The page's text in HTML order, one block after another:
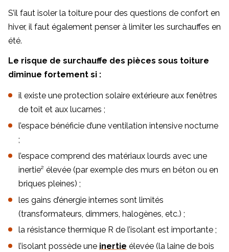
S’il faut isoler la toiture pour des questions de confort en
hiver, il faut également penser à limiter les surchauffes en
été.
Le risque de surchauffe des pièces sous toiture
diminue fortement si :
il existe une protection solaire extérieure aux fenêtres
de toit et aux lucarnes ;
l’espace bénéficie d’une ventilation intensive nocturne
;
l’espace comprend des matériaux lourds avec une
inertie² élevée (par exemple des murs en béton ou en
briques pleines) ;
les gains d’énergie internes sont limités
(transformateurs, dimmers, halogènes, etc.) ;
la résistance thermique R de l’isolant est importante ;
l’isolant possède une inertie élevée (la laine de bois